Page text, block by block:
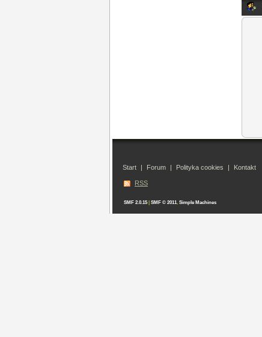
Start Forum Polityka cookies Kontakt
RSS
SMF 2.0.15| SMF © 2011, Simple Machines